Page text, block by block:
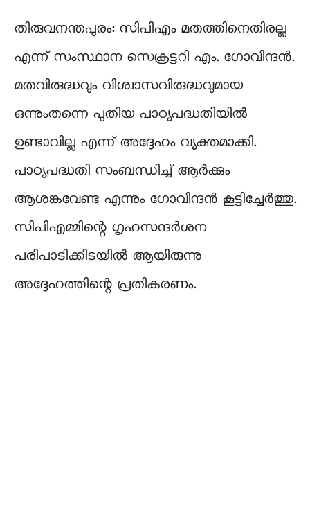
തിരുവനന്തപുരം: സിപിഎം മതത്തിനെതിരല്ല
എന്ന് സംസ്ഥാന സെക്രട്ടറി എം. ഗോവിന്ദൻ.
മതവിരുദ്ധവും വിശ്വാസവിരുദ്ധവുമായ
ഒന്നുംതന്നെ പുതിയ പാഠ്യപദ്ധതിയിൽ
ഉണ്ടാവില്ല എന്ന് അദ്ദേഹം വ്യക്തമാക്കി.
പാഠ്യപദ്ധതി സംബന്ധിച്ച് ആർക്കും
ആശങ്കവേണ്ട എന്നും ഗോവിന്ദൻ കൂട്ടിച്ചേർത്തു.
സിപിഎമ്മിന്റെ ഗൃഹസന്ദർശന
പരിപാടിക്കിടയിൽ ആയിരുന്നു
അദ്ദേഹത്തിന്റെ പ്രതികരണം.